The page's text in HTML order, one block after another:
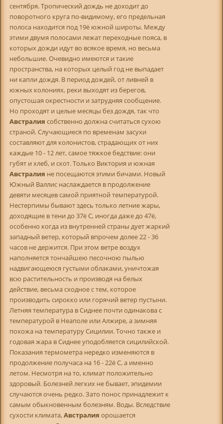
сентября. Тропический дождь не доходит до
поворотного круга по-видимому, его предельная
полоса находится под 19ё южной широты. Между
этими двумя полосами лежат переходные пояса, в
которых дожди идут во всякое время, но весьма
небольшие. Очевидно имеются и такие
пространства, на которых целый год не выпадает
ни капли дождя. В период дождей, от ливней в
южных колониях, реки выходят из берегов,
опустошая окрестности и затрудняя сообщение.
Но проходят и целые месяцы без дождя, так что
Австралия собственно должна считаться сухою
страной. Случающиеся по временам засухи
составляют для колонистов, страдающих от них
каждые 10 - 12 лет, самое тяжкое бедствие: они
губят и хлеб, и скот. Только Виктория и южная
Австралия не посещаются этими бичами. Новый
Южный Валлис наслаждается в продолжение
девяти месяцев самой приятной температурой.
Нестерпимы бывают здесь только летние жары,
доходящие в тени до 37ё С, иногда даже до 47ё,
особенно когда из внутренней страны дует жаркий
западный ветер, который впрочем долее 22 - 36
часов не держится. При этом ветре воздух
наполняется тончайшею песочною пылью
надвигающеюся густыми облаками, уничтожая
всю растительность и производя на белых
действие, весьма сходное с тем, которое
производить сирокко или горячий ветер пустыни.
Летняя температура в Сиднее почти одинакова с
температурой в Неаполе или Алжире, а зимняя
похожа на температуру Сицилии. Точно также и
годовая жара в Сиднее уподобляется сицилийской.
Показания термометра нередко изменяются в
продолжение получаса на 16 - 22ё С, а именно
летом. Несмотря на то, климат положительно
здоровый. Болезней легких не бывает, эпидемии
случаются очень редко. Зато понос принадлежит к
самым обыкновенным болезням. Воды. Вследствие
сухости климата,Австралия орошается